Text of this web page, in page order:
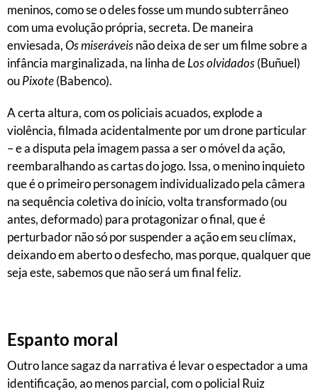
meninos, como se o deles fosse um mundo subterrâneo
com uma evolução própria, secreta. De maneira
enviesada,Os miseráveisnão deixa de ser um filme sobre a
infância marginalizada, na linha deLos olvidados(Buñuel)
ouPixote(Babenco).
A certa altura, com os policiais acuados, explode a
violência, filmada acidentalmente por um drone particular
– e a disputa pela imagem passa a ser o móvel da ação,
reembaralhando as cartas do jogo. Issa, o menino inquieto
que é o primeiro personagem individualizado pela câmera
na sequência coletiva do início, volta transformado (ou
antes, deformado) para protagonizar o final, que é
perturbador não só por suspender a ação em seu clímax,
deixando em aberto o desfecho, mas porque, qualquer que
seja este, sabemos que não será um final feliz.
Espanto moral
Outro lance sagaz da narrativa é levar o espectador a uma
identificação, ao menos parcial, com o policial Ruiz